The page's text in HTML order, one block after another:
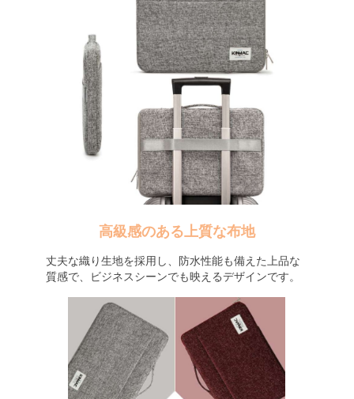
高級感のある上質な布地
丈夫な織り生地を採用し、防水性能も備えた上品な
質感で、ビジネスシーンでも映えるデザインです。